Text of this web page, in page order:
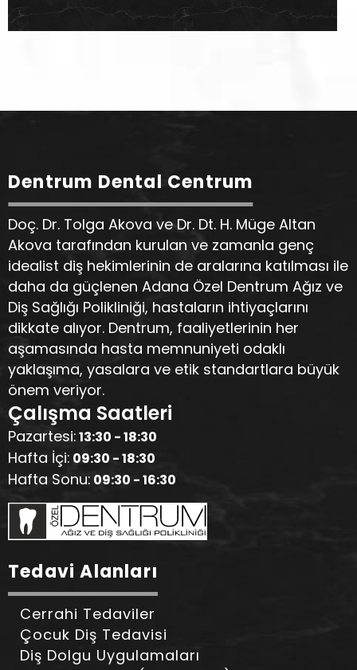
Dentrum Dental Centrum
Doç. Dr. Tolga Akova ve Dr. Dt. H. Müge Altan
Akova tarafından kurulan ve zamanla genç
idealist diş hekimlerinin de aralarına katılması ile
daha da güçlenen Adana Özel Dentrum Ağız ve
Diş Sağlığı Polikliniği, hastaların ihtiyaçlarını
dikkate alıyor. Dentrum, faaliyetlerinin her
aşamasında hasta memnuniyeti odaklı
yaklaşıma, yasalara ve etik standartlara büyük
önem veriyor.
Çalışma Saatleri
Pazartesi:13:30 - 18:30
Hafta İçi: 09:30 - 18:30
Hafta Sonu: 09:30 - 16:30
Tedavi Alanları
Cerrahi Tedaviler
Çocuk Diş Tedavisi
Diş Dolgu Uygulamaları